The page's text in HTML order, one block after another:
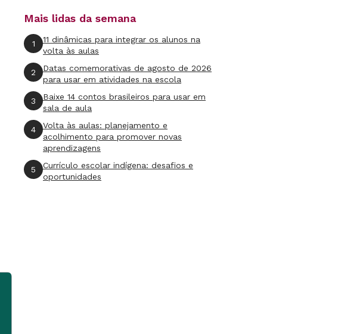
Mais lidas da semana
1
11 dinâmicas para integrar os alunos na
volta às aulas
2
Datas comemorativas de agosto de 2026
para usar em atividades na escola
3
Baixe 14 contos brasileiros para usar em
sala de aula
4
Volta às aulas: planejamento e
acolhimento para promover novas
aprendizagens
5
Currículo escolar indígena: desafios e
oportunidades